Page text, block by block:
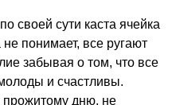
понимает, все ругают
забывая о том, что все
и счастливы.
прожитому дню, не